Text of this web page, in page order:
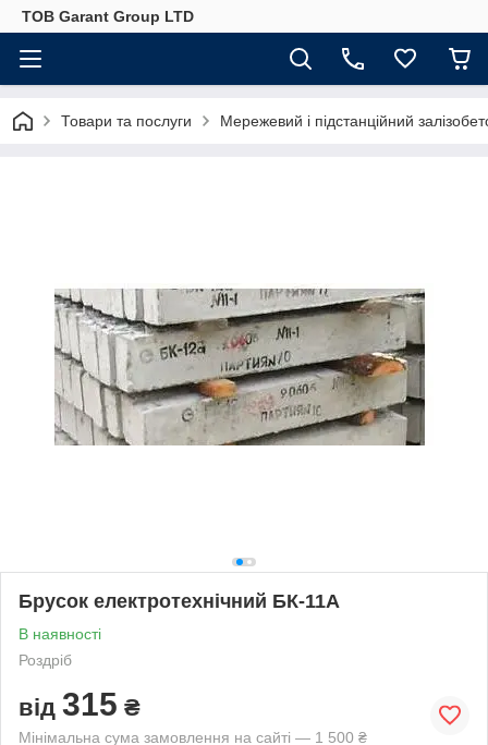
ТОВ Garant Group LTD
Товари та послуги Мережевий і підстанційний
Брусок електротехнічний БК-11А
В наявності
Роздріб
від 315 ₴
Мінімальна сума замовлення на сайті — 1 500 ₴